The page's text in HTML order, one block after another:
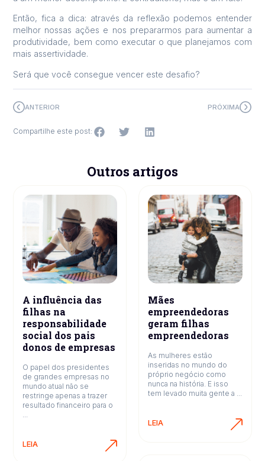
Então, fica a dica: através da reflexão podemos entender
melhor nossas ações e nos prepararmos para aumentar a
produtividade, bem como executar o que planejamos com
mais assertividade.
Será que você consegue vencer este desafio?
ANTERIOR PRÓXIMA
Compartilhe este post:
Outros artigos
A influência das
filhas na
responsabilidade
social dos pais
donos de empresas
O papel dos presidentes
de grandes empresas no
mundo atual não se
restringe apenas a trazer
resultado financeiro para o
LEIA
Mães
empreendedoras
geram filhas
empreendedoras
As mulheres estão
inseridas no mundo do
próprio negócio como
nunca na história. E isso
tem levado muita gente a ...
LEIA